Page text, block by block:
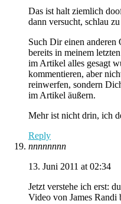
Das ist halt ziemlich
dann versucht, schlau
Such Dir einen anderen
bereits in meinem
im Artikel alles gesagt
kommentieren, aber
reinwerfen, sondern
im Artikel äußern.
Mehr ist nicht drin, ich
Reply
nnnnnnnn
13. Juni 2011 at 02:34
Jetzt verstehe ich erst:
Video von James Randi